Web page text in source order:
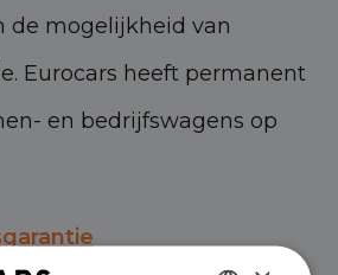
de mogelijkheid van
Eurocars heeft permanent
en bedrijfswagens op